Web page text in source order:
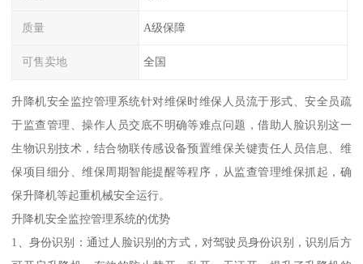
质量 A级保障
可售卖地 全国
升降机安全监控管理系统针对维保时维保人员流于形式、安全员疏
于监查管理、操作人员交底不明确等难点问题，借助人脸识别这一
生物识别技术，结合物联传感设备预置维保关键责任人员信息、维
保项目细分、维保周期智能提醒等程序，从监查管理维保抓起，确
保升降机等起重机械安全运行。
升降机安全监控管理系统的优势
1、身份识别：通过人脸识别的方式，对驾驶员身份识别，识别后方